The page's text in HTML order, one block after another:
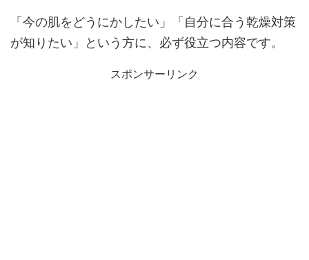
「今の肌をどうにかしたい」「自分に合う乾燥対策
が知りたい」という方に、必ず役立つ内容です。
スポンサーリンク